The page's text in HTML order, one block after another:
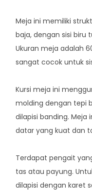
Meja ini memiliki
baja, dengan sisi biru
Ukuran meja adalah
sangat cocok untuk
Kursi meja ini
molding dengan tepi
dilapisi banding. Meja
datar yang kuat dan
Terdapat pengait
tas atau payung.
dilapisi dengan karet